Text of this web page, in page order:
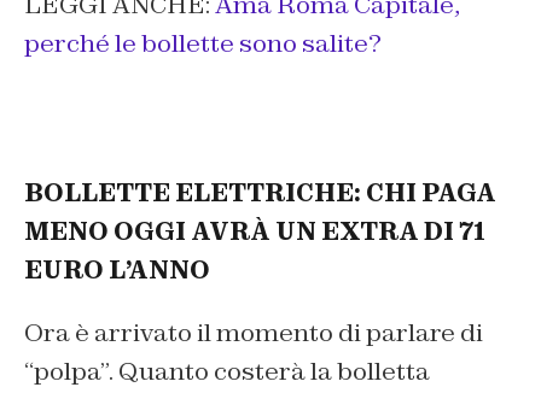
perché le bollette sono salite?
BOLLETTE ELETTRICHE: CHI PAGA
MENO OGGI AVRÀ UN EXTRA DI 71
EURO L’ANNO
Ora è arrivato il momento di parlare di
“polpa”. Quanto costerà la bolletta